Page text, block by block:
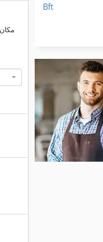
Bft
Biesse Techno
Bmc